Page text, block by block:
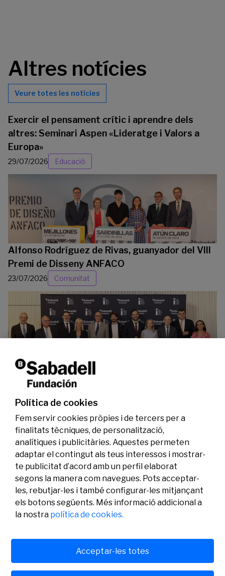
Altres notícies
Veure totes les notícies
Exercir el pensament crític i aprendre dels
altres: Seminari Aspen «Lideratge i Valors a
Europa»
29/07/2026 Educació
Alfonso Rodríguez de Rivas, guanyador del VIII
Premi de Disseny ANFACO
23/07/2026 Comunitat
La Fundació Banc Sabadell reconeix a dos
investigadors en els àmbits de l’edició del
genoma i l’energia neta
Legal
Avís legal
Activitat
Convocatòries
Social
Política de cookies
Fem servir cookies pròpies i de tercers per a
finalitats tècniques, de personalització,
analítiques i publicitàries. Aquestes permeten
adaptar el contingut als teus interessos i mostrar-
te publicitat d’acord amb un perfil elaborat
segons la manera com navegues. Pots acceptar-
les, rebutjar-les i també configurar-les mitjançant
els botons següents. Més informació addicional a
la nostra política de cookies.
Acceptar-les totes